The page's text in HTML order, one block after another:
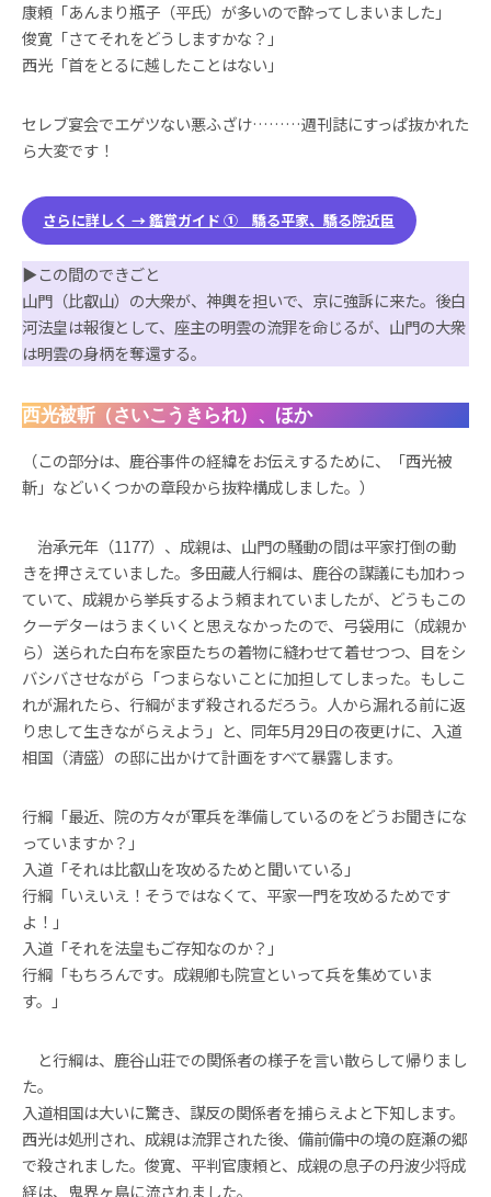
康頼「あんまり瓶子（平氏）が多いので酔ってしまいました」
俊寛「さてそれをどうしますかな？」
西光「首をとるに越したことはない」
セレブ宴会でエゲツない悪ふざけ………週刊誌にすっぱ抜かれた
ら大変です！
さらに詳しく → 鑑賞ガイド ① 驕る平家、驕る院近臣
▶︎この間のできごと
山門（比叡山）の大衆が、神輿を担いで、京に強訴に来た。後白
河法皇は報復として、座主の明雲の流罪を命じるが、山門の大衆
は明雲の身柄を奪還する。
西光被斬（さいこうきられ）、ほか
（この部分は、鹿谷事件の経緯をお伝えするために、「西光被
斬」などいくつかの章段から抜粋構成しました。）
治承元年（1177）、成親は、山門の騒動の間は平家打倒の動
きを押さえていました。多田蔵人行綱は、鹿谷の謀議にも加わっ
ていて、成親から挙兵するよう頼まれていましたが、どうもこの
クーデターはうまくいくと思えなかったので、弓袋用に（成親か
ら）送られた白布を家臣たちの着物に縫わせて着せつつ、目をシ
バシバさせながら「つまらないことに加担してしまった。もしこ
れが漏れたら、行綱がまず殺されるだろう。人から漏れる前に返
り忠して生きながらえよう」と、同年5月29日の夜更けに、入道
相国（清盛）の邸に出かけて計画をすべて暴露します。
行綱「最近、院の方々が軍兵を準備しているのをどうお聞きにな
っていますか？」
入道「それは比叡山を攻めるためと聞いている」
行綱「いえいえ！そうではなくて、平家一門を攻めるためです
よ！」
入道「それを法皇もご存知なのか？」
行綱「もちろんです。成親卿も院宣といって兵を集めていま
す。」
と行綱は、鹿谷山荘での関係者の様子を言い散らして帰りまし
た。
入道相国は大いに驚き、謀反の関係者を捕らえよと下知します。
西光は処刑され、成親は流罪された後、備前備中の境の庭瀬の郷
で殺されました。俊寛、平判官康頼と、成親の息子の丹波少将成
経は、鬼界ヶ島に流されました。